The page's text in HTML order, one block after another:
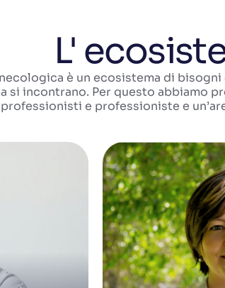
L'
è un ecosistema di
si incontrano. Per questo abbiamo
professionisti e professioniste e